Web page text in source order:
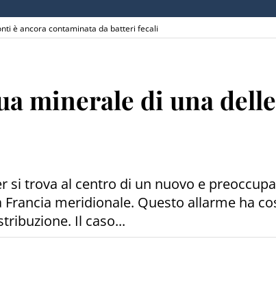
è ancora contaminata da batteri fecali
minerale di una
si trova al centro di un nuovo e
meridionale. Questo allarme ha
Il caso...